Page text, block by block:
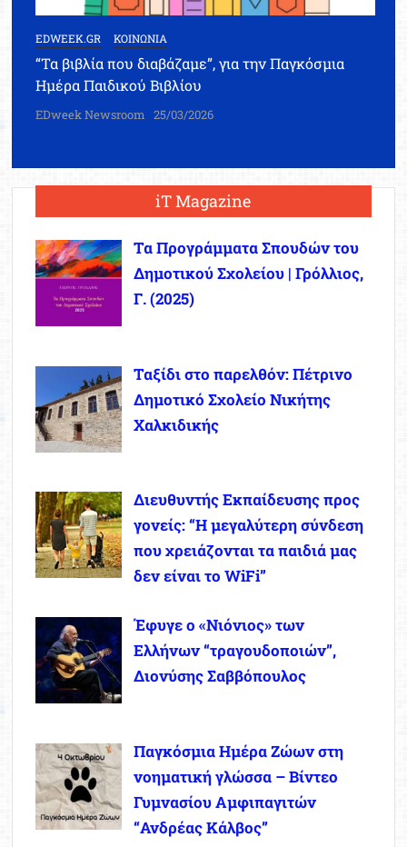
EDWEEK.GR ΚΟΙΝΩΝΙΑ
“Τα βιβλία που διαβάζαμε”, για την Παγκόσμια
Ημέρα Παιδικού Βιβλίου
EDweek Newsroom 25/03/2026
iT Magazine
Τα Προγράμματα Σπουδών του
Δημοτικού Σχολείου | Γρόλλιος,
Γ. (2025)
Ταξίδι στο παρελθόν: Πέτρινο
Δημοτικό Σχολείο Νικήτης
Χαλκιδικής
Διευθυντής Εκπαίδευσης προς
γονείς: “Η μεγαλύτερη σύνδεση
που χρειάζονται τα παιδιά μας
δεν είναι το WiFi”
Έφυγε ο «Νιόνιος» των
Ελλήνων “τραγουδοποιών”,
Διονύσης Σαββόπουλος
Παγκόσμια Ημέρα Ζώων στη
νοηματική γλώσσα – Βίντεο
Γυμνασίου Αμφιπαγιτών
“Ανδρέας Κάλβος”